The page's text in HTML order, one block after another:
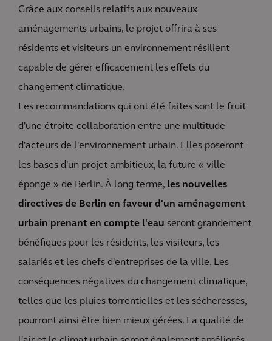
Grâce aux conseils relatifs aux nouveaux
aménagements urbains, le projet offrira à ses
résidents et visiteurs un environnement résilient
capable de gérer efficacement les effets du
changement climatique.
Les recommandations qui ont été faites sont le fruit
d'une étroite collaboration entre une multitude
d'acteurs de l'environnement urbain. Elles poseront
les bases d'un projet ambitieux, la future « ville
éponge » de Berlin. À long terme, les nouvelles
directives de Berlin en faveur d'un aménagement
urbain prenant en compte l'eau seront grandement
bénéfiques pour les résidents, les visiteurs, les
salariés et les chefs d'entreprises de la ville. Les
conséquences négatives du changement climatique,
telles que les pluies torrentielles et les sécheresses,
pourront ainsi être bien mieux gérées. La qualité de